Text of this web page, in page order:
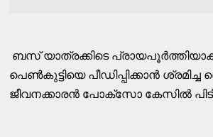
ബസ് യാത്രക്കിടെ
പെൺകുട്ടിയെ പീഡിപ്പിക്കാൻ
ജീവനക്കാരൻ പോക്സോ കേസിൽ